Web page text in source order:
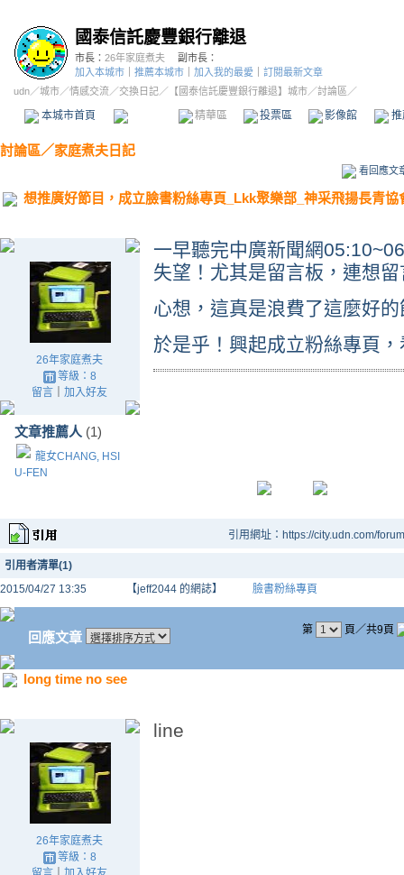
國泰信託慶豐銀行離退
市長： 26年家庭煮夫
副市長：
加入本城市
推薦本城市 加入我的最愛
訂閱最新文章
udn／城市／情感交流／交換日記／ 【國泰信託慶豐銀行離退】城市／討論區／
本城市首頁 精華區 投票區 影像館
討論區／家庭煮夫日記
看回應文
想推廣好節目，成立臉書粉絲專頁_Lkk聚樂部_神采飛揚長青協
26年家庭煮夫
等級：8
留言 ｜加入好友
文章推薦人 (1)
龍女CHANG, HSI
U-FEN
一早聽完中廣新聞網
失望！尤其是留言板，連想
心想，這真是浪費了這麼好
於是乎！興起成立粉絲專頁
引用網址：https://city.udn.com/
引用者清單(1)
2015/04/27 13:35
【jeff2044 的網誌】 臉書粉絲專頁
回應文章 第 頁／共9頁
long time no see
26年家庭煮夫
等級：8
line